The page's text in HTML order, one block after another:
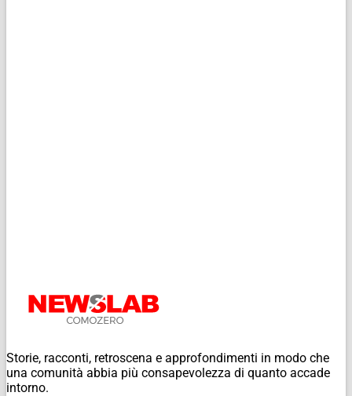
Storie, racconti, retroscena e approfondimenti in modo che
una comunità abbia più consapevolezza di quanto accade
intorno.